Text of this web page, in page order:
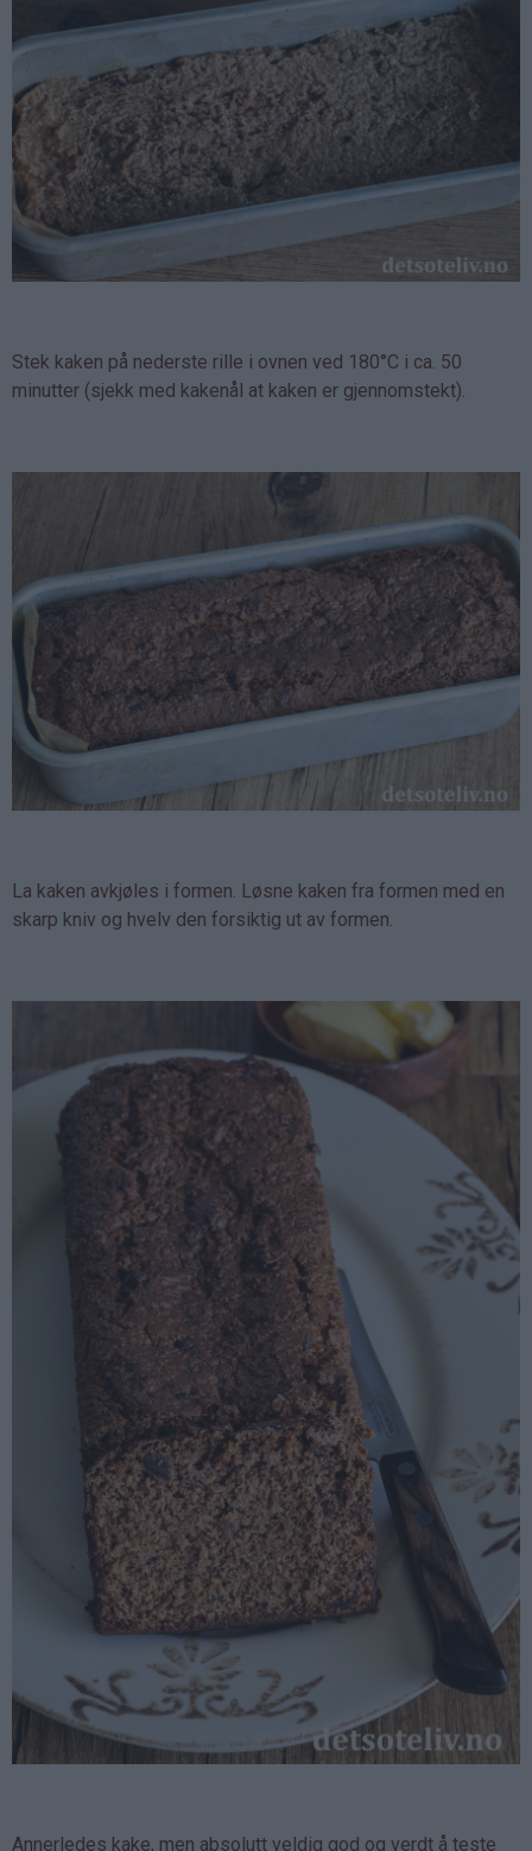
Stek kaken på nederste rille i ovnen ved 180°C i ca. 50
minutter (sjekk med kakenål at kaken er gjennomstekt).
La kaken avkjøles i formen. Løsne kaken fra formen med en
skarp kniv og hvelv den forsiktig ut av formen.
Annerledes kake, men absolutt veldig god og verdt å teste